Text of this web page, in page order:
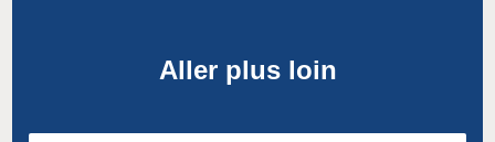
Aller plus loin